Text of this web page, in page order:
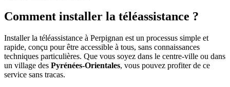
Comment installer la téléassistance ?
Installer la téléassistance à Perpignan est un processus simple et
rapide, conçu pour être accessible à tous, sans connaissances
techniques particulières. Que vous soyez dans le centre-ville ou dans
un village des Pyrénées-Orientales, vous pouvez profiter de ce
service sans tracas.